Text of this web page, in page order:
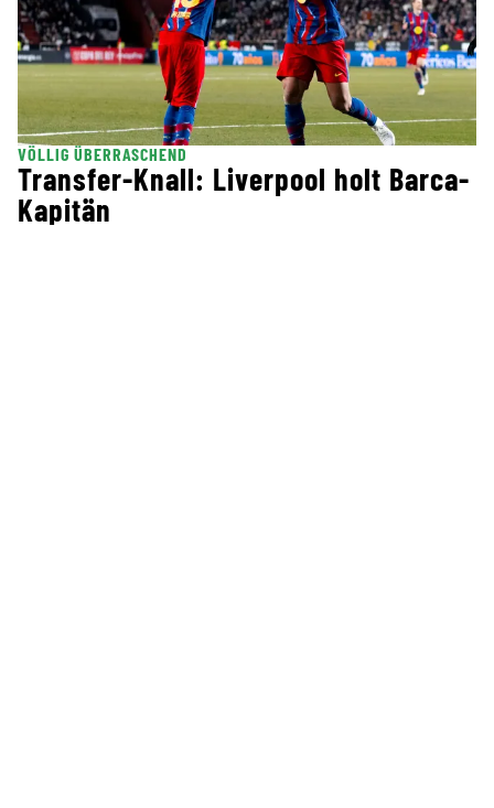
VÖLLIG ÜBERRASCHEND
Transfer-Knall: Liverpool holt Barca-
Kapitän